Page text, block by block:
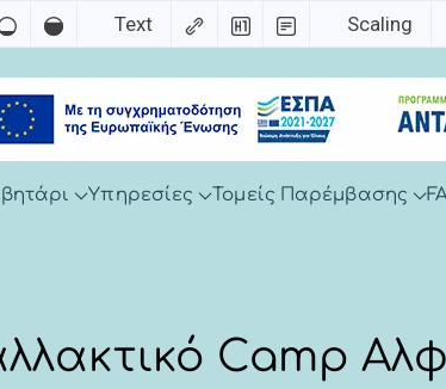
Text Scaling
Υπηρεσίες Τομείς Παρέμβασης
Camp